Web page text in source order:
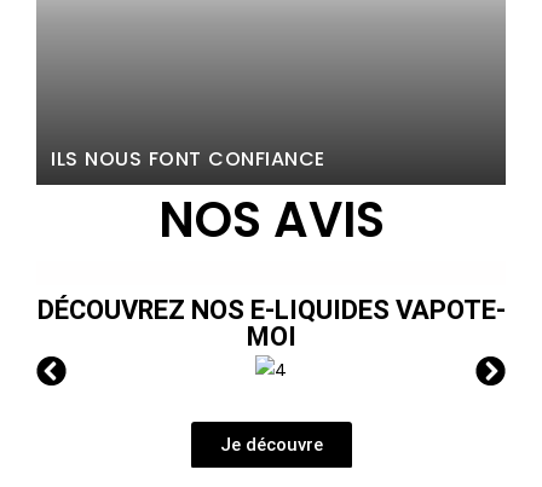
ILS NOUS FONT CONFIANCE
NOS AVIS
DÉCOUVREZ NOS E-LIQUIDES VAPOTE-
MOI
Je découvre